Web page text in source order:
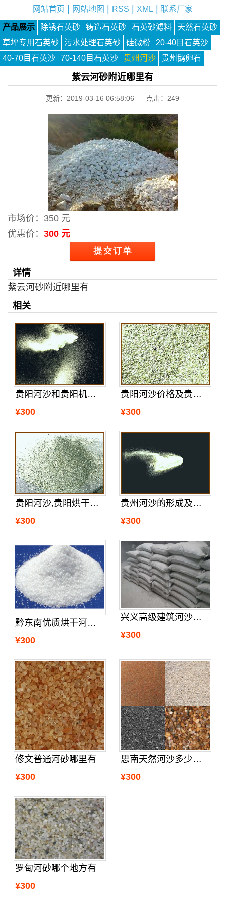
网站首页 网站地图 RSS XML| 联系厂家
产品展示 除锈石英砂 铸造石英砂 石英砂滤料
天然石英砂
草坪专用石英砂
污水处理石英砂 硅微粉
20-40目石英沙
40-70目石英沙
70-140目石英沙 贵州河沙 贵州鹅卵石
紫云河砂附近哪里有
更新：2019-03-16 06:58:06 点击： 249
市场价：350 元
优惠价： 300 元
详情
紫云河砂附近哪里有
相关
贵阳河沙和贵阳机制沙的特点
¥300
贵阳河沙价格及贵阳河沙区分真假
¥300
贵阳河沙,贵阳烘干沙哪里有
¥300
贵州河沙的形成及贵州河沙厂家分析的
¥300
黔东南优质烘干河砂公司
¥300
兴义高级建筑河沙附近哪里有
¥300
修文普通河砂哪里有
¥300
思南天然河沙多少钱一吨
¥300
罗甸河砂哪个地方有
¥300